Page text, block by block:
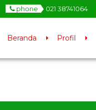
phone 021 38741064
Beranda Profil